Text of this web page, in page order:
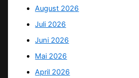
August 2026
Juli 2026
Juni 2026
Mai 2026
April 2026